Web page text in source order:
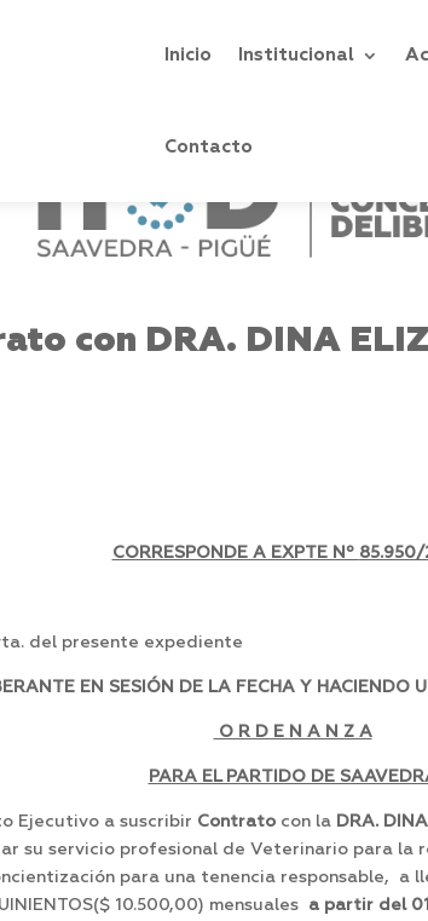
Inicio Institucional
Contacto
con DRA. DINA
CORRESPONDE A EXPTE Nº 85.950/
del presente expediente
EN SESIÓN DE LA FECHA Y HACIENDO
O R D E N A N Z A
PARA EL PARTIDO DE
Ejecutivo a suscribir Contrato con la DRA.
su servicio profesional de Veterinario para la
para una tenencia responsable,
10.500,00) mensuales a partir del